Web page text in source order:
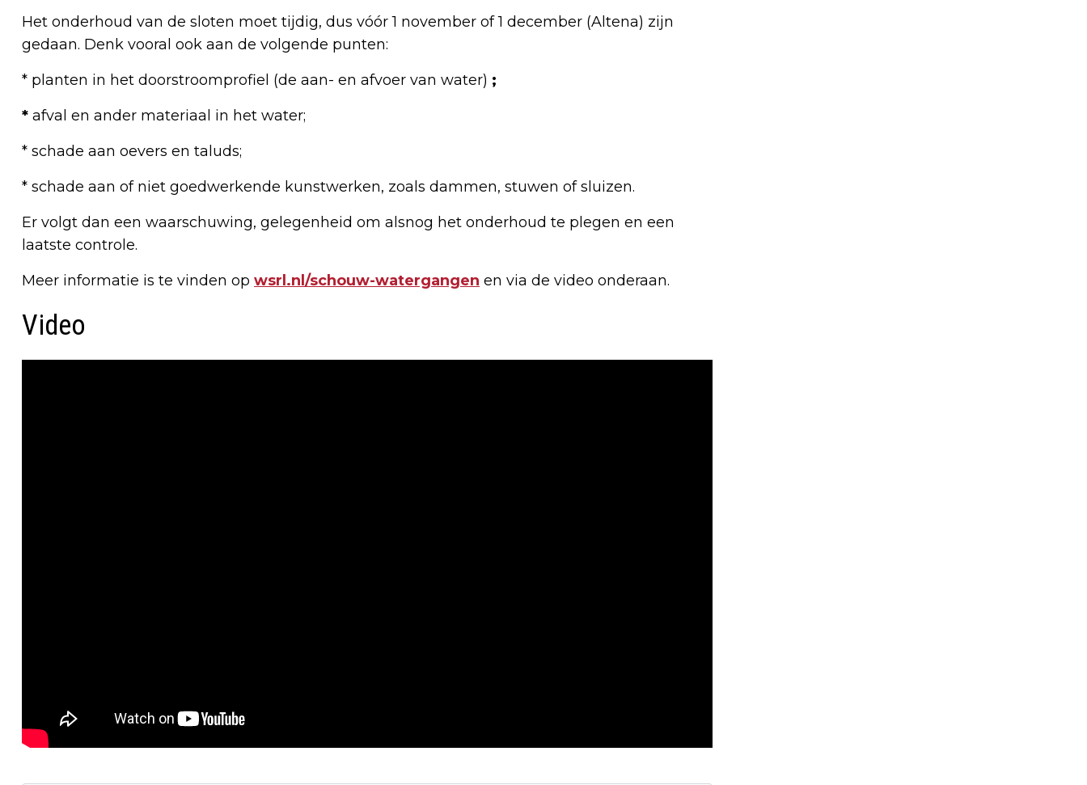
Het onderhoud van de sloten moet tijdig, dus vóór 1 november of 1 december (Altena) zijn
gedaan. Denk vooral ook aan de volgende punten:
* planten in het doorstroomprofiel (de aan- en afvoer van water) ;
* afval en ander materiaal in het water;
* schade aan oevers en taluds;
* schade aan of niet goedwerkende kunstwerken, zoals dammen, stuwen of sluizen.
Er volgt dan een waarschuwing, gelegenheid om alsnog het onderhoud te plegen en een
laatste controle.
Meer informatie is te vinden op wsrl.nl/schouw-watergangen en via de video onderaan.
Video